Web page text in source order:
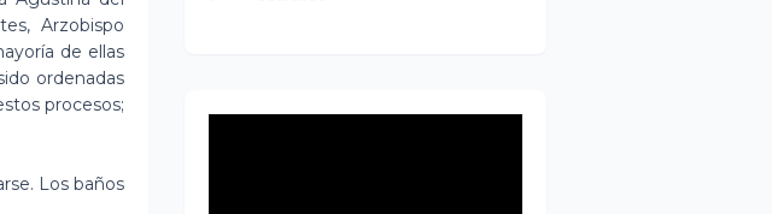
Arzobispo
de ellas
ordenadas
procesos;
Los baños